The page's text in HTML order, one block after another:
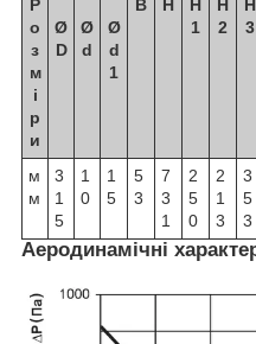
Р
о
з
м
і
р
и
Ø
D
Ø
d
Ø
d
1
B H
H
1
H
2
H
3
м
м
3
1
5
1
0
1
5
5
3
7
3
1
2
5
0
2
1
3
3
5
3
Аеродинамічні